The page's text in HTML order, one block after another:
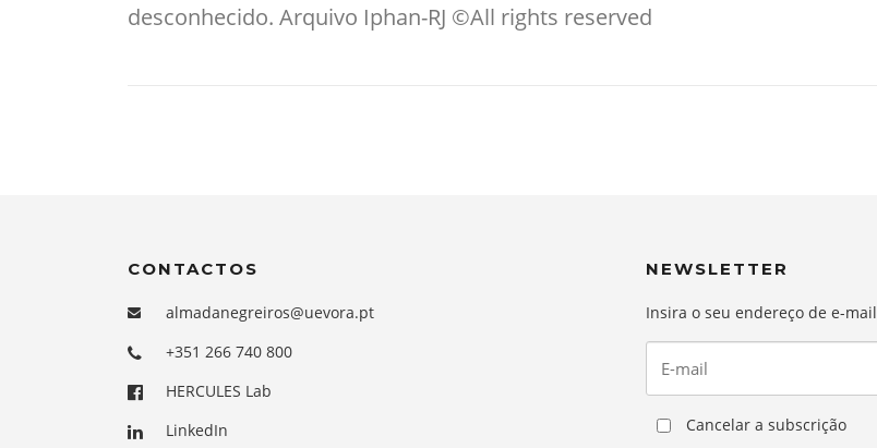
desconhecido. Arquivo Iphan-RJ ©All rights reserved
CONTACTOS
almadanegreiros@uevora.pt
+351 266 740 800
HERCULES Lab
LinkedIn
NEWSLETTER
Insira o seu endereço de e-mail
Cancelar a subscrição